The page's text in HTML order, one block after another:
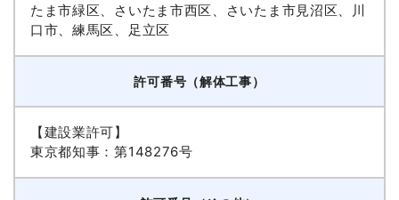
たま市緑区、さいたま市西区、さいたま市見沼区、川
口市、練馬区、足立区
許可番号（解体工事）
【建設業許可】
東京都知事：第148276号